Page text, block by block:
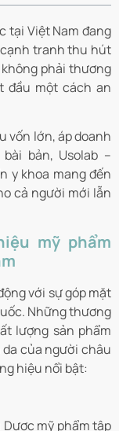
tại Việt Nam đang
tranh thu hút
phải thương
đầu một cách an
vốn lớn, áp doanh
bản, Usolab –
y khoa mang đến
cả người mới lẫn
mỹ phẩm
với sự góp mặt
Những thương
lượng sản phẩm
da của người châu
hiệu nổi bật:
mỹ phẩm tập